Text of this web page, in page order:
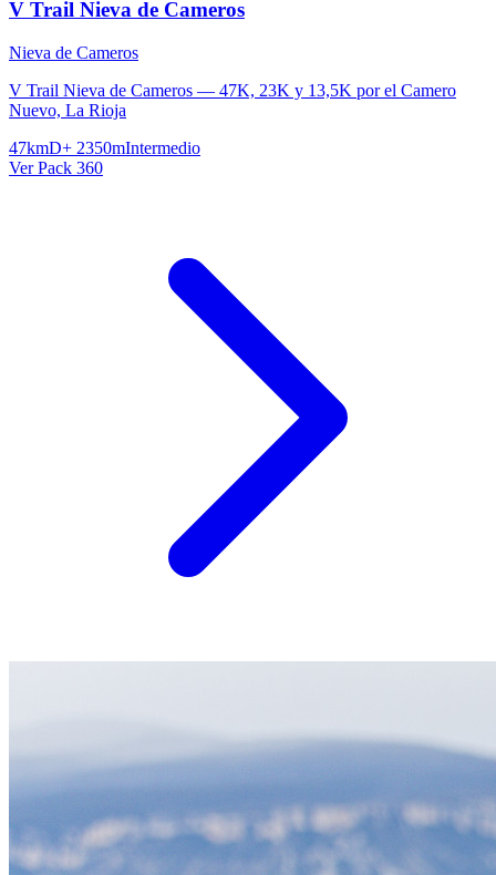
V Trail Nieva de Cameros
Nieva de Cameros
V Trail Nieva de Cameros — 47K, 23K y 13,5K por el Camero
Nuevo, La Rioja
47kmD+ 2350mIntermedio
Ver Pack 360